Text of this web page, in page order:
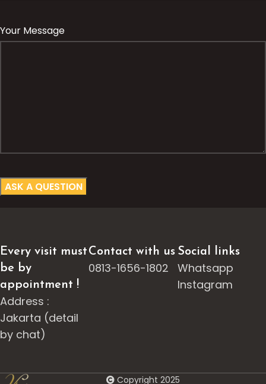
Your Message
Every visit must
be by
appointment !
Address :
Jakarta (detail
by chat)
Contact with us
0813-1656-1802
Social links
Whatsapp
Instagram
Copyright 2025